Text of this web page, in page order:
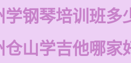
学钢琴培训班多
仓山学吉他哪家